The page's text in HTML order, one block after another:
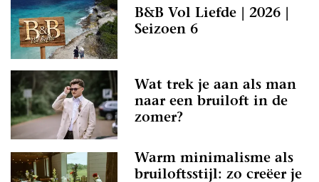
B&B Vol Liefde | 2026 |
Seizoen 6
Wat trek je aan als man
naar een bruiloft in de
zomer?
Warm minimalisme als
bruiloftsstijl: zo creëer je